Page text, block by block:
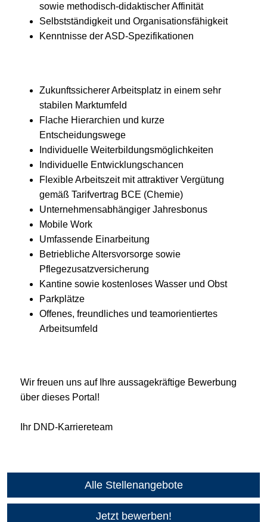
sowie methodisch-didaktischer Affinität
Selbstständigkeit und Organisationsfähigkeit
Kenntnisse der ASD-Spezifikationen
Zukunftssicherer Arbeitsplatz in einem sehr
stabilen Marktumfeld
Flache Hierarchien und kurze
Entscheidungswege
Individuelle Weiterbildungsmöglichkeiten
Individuelle Entwicklungschancen
Flexible Arbeitszeit mit attraktiver Vergütung
gemäß Tarifvertrag BCE (Chemie)
Unternehmensabhängiger Jahresbonus
Mobile Work
Umfassende Einarbeitung
Betriebliche Altersvorsorge sowie
Pflegezusatzversicherung
Kantine sowie kostenloses Wasser und Obst
Parkplätze
Offenes, freundliches und teamorientiertes
Arbeitsumfeld
Wir freuen uns auf Ihre aussagekräftige Bewerbung
über dieses Portal!
Ihr DND-Karriereteam
Alle Stellenangebote
Jetzt bewerben!